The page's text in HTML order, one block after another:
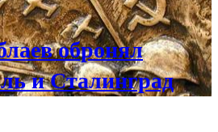
обронял
и Сталинград